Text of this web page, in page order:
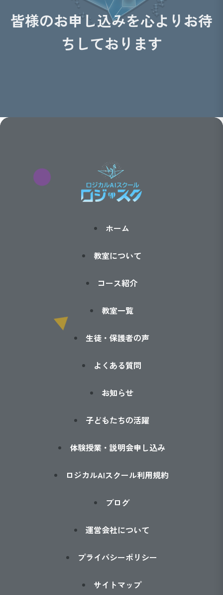
皆様のお申し込みを心よりお待
ちしております
ホーム
教室について
コース紹介
教室一覧
生徒・保護者の声
よくある質問
お知らせ
子どもたちの活躍
体験授業・説明会申し込み
ロジカルAIスクール利用規約
ブログ
運営会社について
プライバシーポリシー
サイトマップ